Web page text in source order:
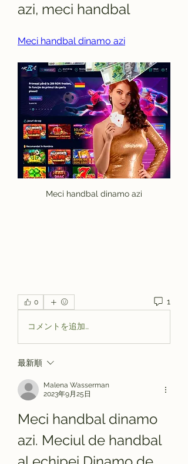
azi, meci handbal
Meci handbal dinamo azi
Meci handbal dinamo azi
0 1
コメントを追加…
最新順
Malena Wasserman
2023年9月25日
Meci handbal dinamo
azi. Meciul de handbal